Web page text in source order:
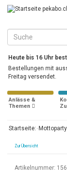
Heute bis 16 Uhr
Bestellungen mit
Freitag versendet.
Anlässe &
Themen
Startseite: Mottoparty
Zur Übersicht
Artikelnummer: